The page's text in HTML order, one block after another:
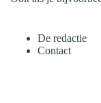
De redactie
Contact